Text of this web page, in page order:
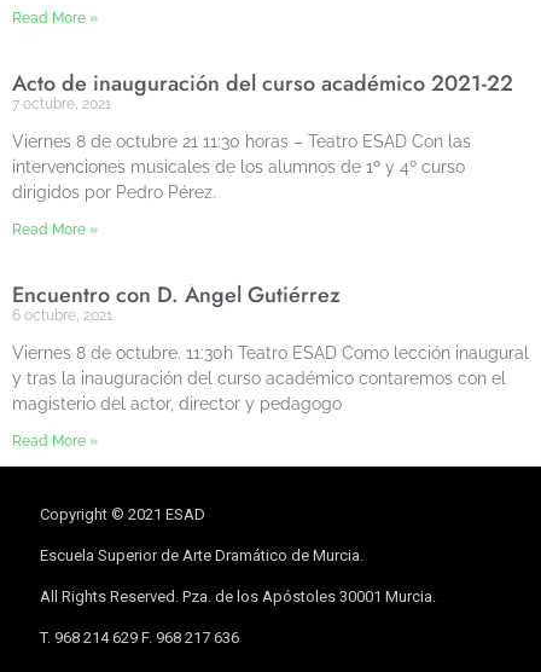
Read More »
Acto de inauguración del curso académico 2021-22
7 octubre, 2021
Viernes 8 de octubre 21 11:30 horas – Teatro ESAD Con las
intervenciones musicales de los alumnos de 1º y 4º curso
dirigidos por Pedro Pérez.
Read More »
Encuentro con D. Ángel Gutiérrez
6 octubre, 2021
Viernes 8 de octubre. 11:30h Teatro ESAD Como lección inaugural
y tras la inauguración del curso académico contaremos con el
magisterio del actor, director y pedagogo
Read More »
Copyright © 2021 ESAD
Escuela Superior de Arte Dramático de Murcia.
All Rights Reserved. Pza. de los Apóstoles 30001 Murcia.
T. 968 214 629 F. 968 217 636